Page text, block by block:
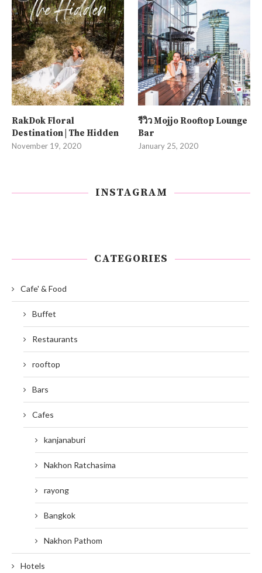
RakDok Floral
Destination | The Hidden
November 19, 2020
รีวิว Mojjo Rooftop Lounge
Bar
January 25, 2020
INSTAGRAM
CATEGORIES
Cafe' & Food
Buffet
Restaurants
rooftop
Bars
Cafes
kanjanaburi
Nakhon Ratchasima
rayong
Bangkok
Nakhon Pathom
Hotels